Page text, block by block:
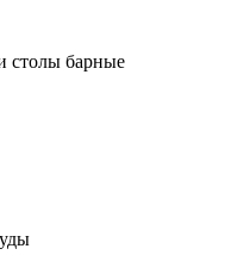
столы барные